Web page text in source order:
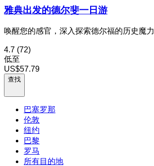
雅典出发的德尔斐一日游
唤醒您的感官，深入探索德尔福的历史魔力
4.7 (72)
低至
US$57.79
查找
巴塞罗那
伦敦
纽约
巴黎
罗马
所有目的地